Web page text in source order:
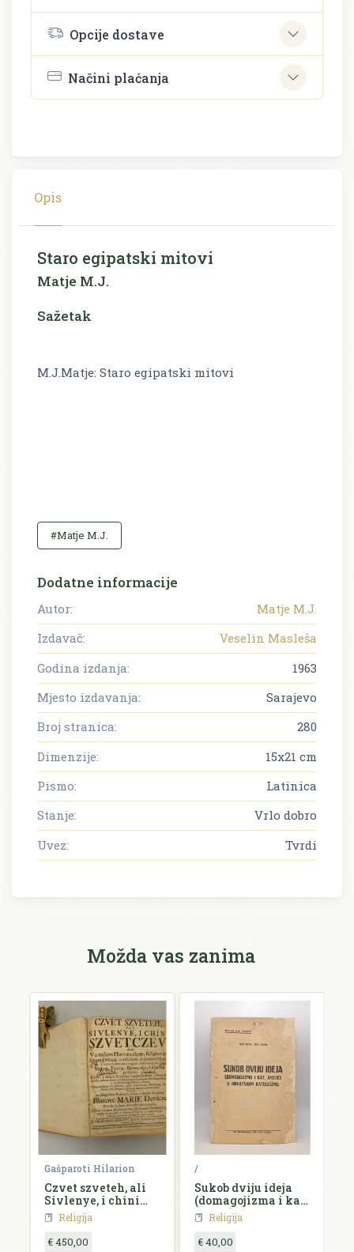
Opcije dostave
Načini plaćanja
Opis
Staro egipatski mitovi
Matje M.J.
Sažetak
M.J.Matje: Staro egipatski mitovi
#Matje M.J.
Dodatne informacije
Autor:
Matje M.J.
Izdavač:
Veselin Masleša
Godina izdanja:
1963
Mjesto izdavanja:
Sarajevo
Broj stranica:
280
Dimenzije:
15x21 cm
Pismo:
Latinica
Stanje:
Vrlo dobro
Uvez:
Tvrdi
Možda vas zanima
Gašparoti Hilarion
Czvet szveteh, ali
Sivlenye, i chini
szvetczev,...
Religija
€ 450,00
/
Sukob dviju ideja
(domagojizma i kat.
akcije) u hrvatskom
katolicizmu
Religija
€ 40,00